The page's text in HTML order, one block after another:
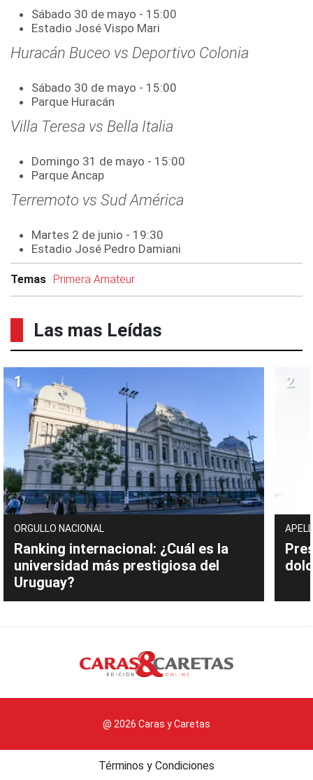
Sábado 30 de mayo - 15:00
Estadio José Vispo Mari
Huracán Buceo vs Deportivo Colonia
Sábado 30 de mayo - 15:00
Parque Huracán
Villa Teresa vs Bella Italia
Domingo 31 de mayo - 15:00
Parque Ancap
Terremoto vs Sud América
Martes 2 de junio - 19:30
Estadio José Pedro Damiani
Temas Primera Amateur
Las mas Leídas
ORGULLO NACIONAL
Ranking internacional: ¿Cuál es la
universidad más prestigiosa del
Uruguay?
@ 2026 Caras y Caretas
Términos y Condiciones